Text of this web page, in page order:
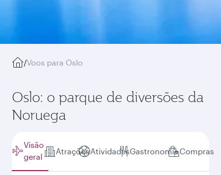
/Voos para Oslo
Oslo: o parque de diversões da
Noruega
Visão
geral
AtraçõesAtividadesGastronomiaCompras